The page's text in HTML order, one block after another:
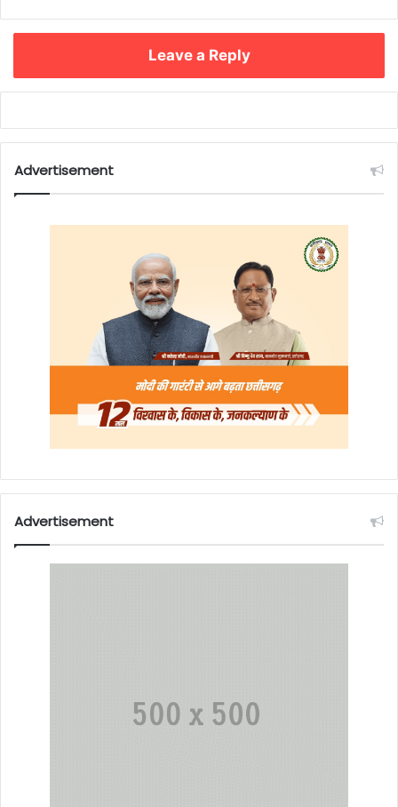
Leave a Reply
Advertisement
Advertisement